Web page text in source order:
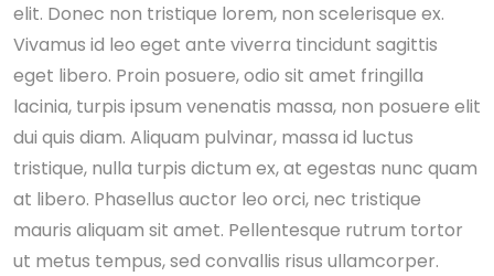
elit. Donec non tristique lorem, non scelerisque ex.
Vivamus id leo eget ante viverra tincidunt sagittis
eget libero. Proin posuere, odio sit amet fringilla
lacinia, turpis ipsum venenatis massa, non posuere elit
dui quis diam. Aliquam pulvinar, massa id luctus
tristique, nulla turpis dictum ex, at egestas nunc quam
at libero. Phasellus auctor leo orci, nec tristique
mauris aliquam sit amet. Pellentesque rutrum tortor
ut metus tempus, sed convallis risus ullamcorper.